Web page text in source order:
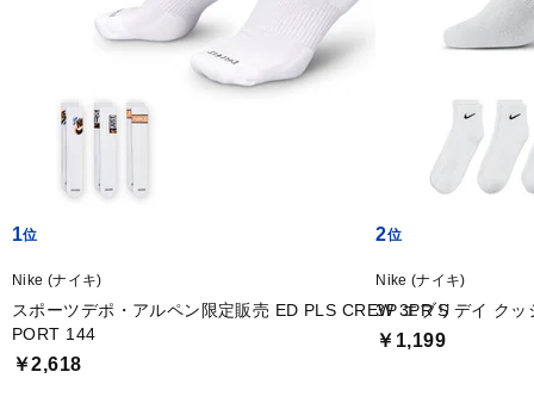
1
Nike (ナイキ)
スポーツデポ・アルペン限定販売 ED PLS CREW 3PR S
PORT 144
￥2,618
2
Nike (ナイキ)
3P エブリデイ クッ
￥1,199